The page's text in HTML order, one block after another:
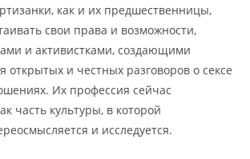
как и их предшественницы,
свои права и возможности,
и активистками, создающими
открытых и честных разговоров о сексе
Их профессия сейчас
часть культуры, в которой
и исследуется.